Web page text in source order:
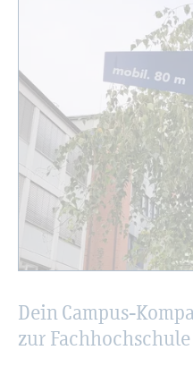
Dein Cam­pus-
zur Fach­hoch­schu­le